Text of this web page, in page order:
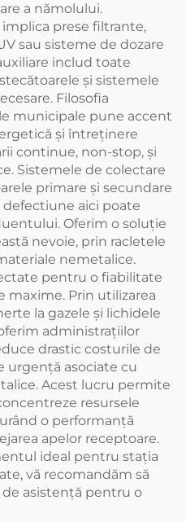
a nămolului.
prese filtrante,
sau sisteme de dozare
includ toate
și sistemele
Filosofia
municipale pune accent
și întreținere
continue, non-stop, și
Sistemele de colectare
primare și secundare
aici poate
Oferim o soluție
nevoie, prin racletele
nemetalice.
pentru o fiabilitate
maxime. Prin utilizarea
la gazele și lichidele
administrațiilor
drastic costurile de
urgență asociate cu
Acest lucru permite
resursele
o performanță
apelor receptoare.
ideal pentru stația
vă recomandăm să
asistență pentru o